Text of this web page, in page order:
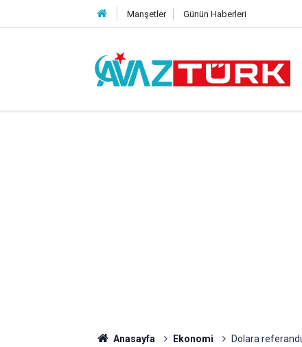
Manşetler Günün Haberleri
Anasayfa Ekonomi Dolara